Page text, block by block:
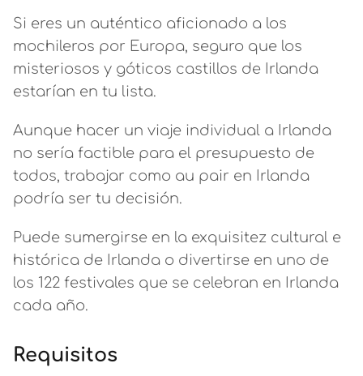
Si eres un auténtico aficionado a los
mochileros por Europa, seguro que los
misteriosos y góticos castillos de Irlanda
estarían en tu lista.
Aunque hacer un viaje individual a Irlanda
no sería factible para el presupuesto de
todos, trabajar como au pair en Irlanda
podría ser tu decisión.
Puede sumergirse en la exquisitez cultural e
histórica de Irlanda o divertirse en uno de
los 122 festivales que se celebran en Irlanda
cada año.
Requisitos